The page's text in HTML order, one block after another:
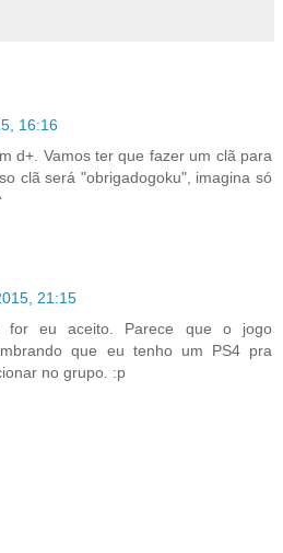
16:16
d+. Vamos ter que fazer um clã para
clã será "obrigadogoku", imagina só
21:15
for eu aceito. Parece que o jogo
que eu tenho um PS4 pra
no grupo. :p